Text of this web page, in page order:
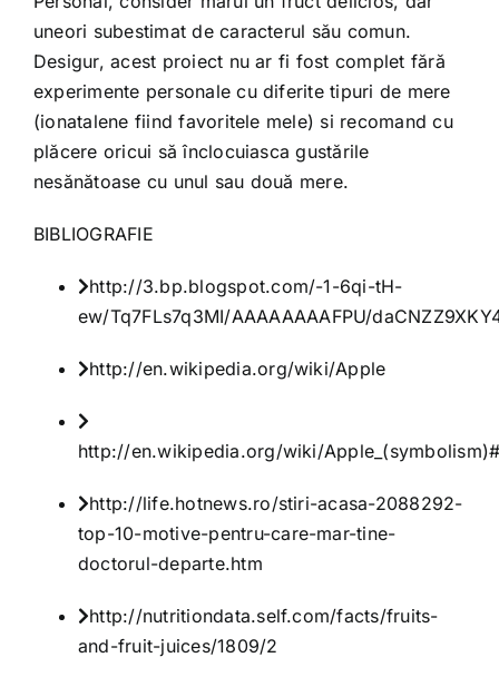
uneori subestimat de caracterul său comun.
Desigur, acest proiect nu ar fi fost complet fără
experimente personale cu diferite tipuri de mere
(ionatalene fiind favoritele mele) si recomand cu
plăcere oricui să înclocuiasca gustările
nesănătoase cu unul sau două mere.
BIBLIOGRAFIE
http://3.bp.blogspot.com/-1-6qi-tH-
ew/Tq7FLs7q3MI/AAAAAAAAFPU/
http://en.wikipedia.org/wiki/Apple
http://en.wikipedia.org/wiki/
http://life.hotnews.ro/stiri-acasa-2088292-
top-10-motive-pentru-care-mar-tine-
doctorul-departe.htm
http://nutritiondata.self.com/facts/fruits-
and-fruit-juices/1809/2